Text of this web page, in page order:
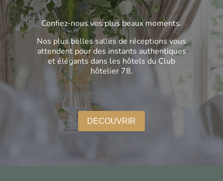
Confiez-nous vos plus beaux moments.
Nos plus belles salles de réceptions vous
attendent pour des instants authentiques
et élégants dans les hôtels du Club
hôtelier 78.
DECOUVRIR